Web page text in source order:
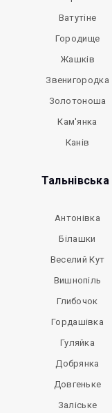
Ватутіне
Городище
Жашків
Звенигородка
Золотоноша
Кам'янка
Канів
Тальнівська
Антонівка
Білашки
Веселий Кут
Вишнопіль
Глибочок
Гордашівка
Гуляйка
Добрянка
Довгеньке
Заліське